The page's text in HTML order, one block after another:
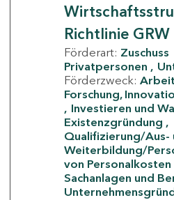
Richtlinie GRW
Förderart: Zuschuss
Privatpersonen
Förderzweck:
Forschung,
Investieren und
Existenzgründung
Qualifizierung/Aus-
Weiterbildung/
von Personalkosten
Sachanlagen und